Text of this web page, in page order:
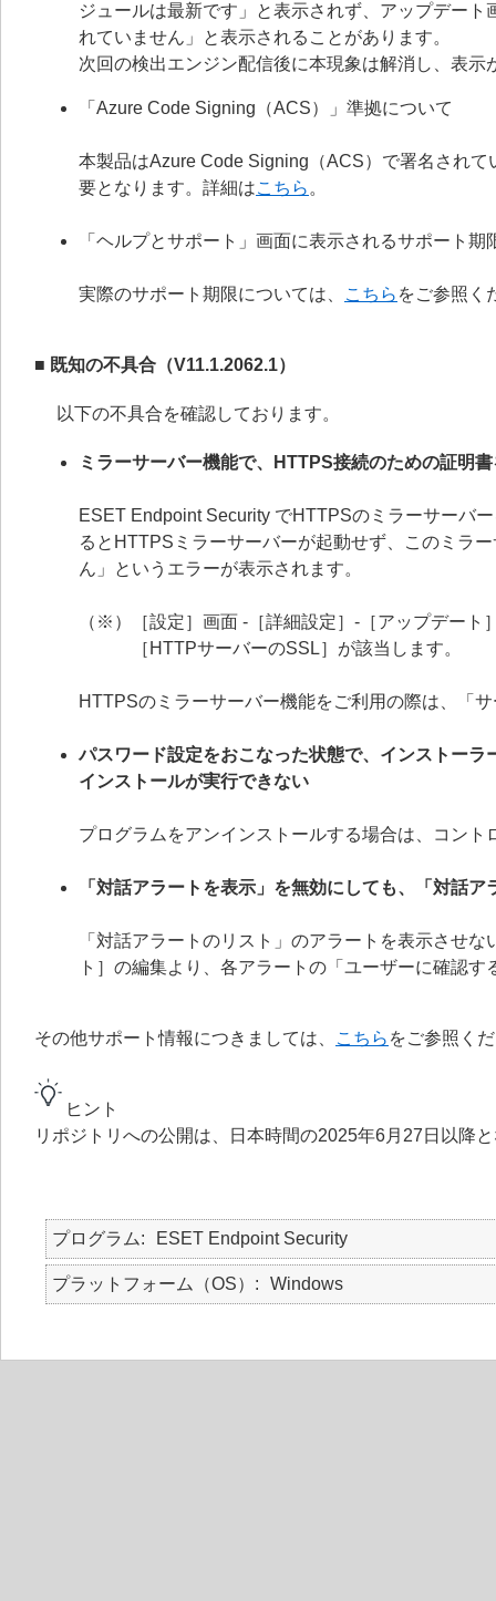
ジュールは最新です」と表示されず、アップデー
れていません」と表示されることがあります。
次回の検出エンジン配信後に本現象は解消し、表示
「Azure Code Signing（ACS）」準拠について
本製品はAzure Code Signing（ACS）で署名され
要となります。詳細はこちら 。
「ヘルプとサポート」画面に表示されるサポート
実際のサポート期限については、 こちら をご参照く
■ 既知の不具合（V11.1.2062.1）
以下の不具合を確認しております。
ミラーサーバー機能で、HTTPS接続のための証明
ESET Endpoint Security でHTTPSのミラーサーバ
るとHTTPSミラーサーバーが起動せず、このミラ
ん」というエラーが表示されます。
（※）［設定］画面 -［詳細設定］-［アップデー
［HTTPサーバーのSSL］が該当します。
HTTPSのミラーサーバー機能をご利用の際は、「
パスワード設定をおこなった状態で、インストー
インストールが実行できない
プログラムをアンインストールする場合は、コン
「対話アラートを表示」を無効にしても、「対話
「対話アラートのリスト」のアラートを表示させ
ト］の編集より、各アラートの「ユーザーに確認
その他サポート情報につきましては、 こちら をご参照く
ヒント
リポジトリへの公開は、日本時間の2025年6月27日以降
プログラム ESET Endpoint Security
プラットフォーム（OS） Windows